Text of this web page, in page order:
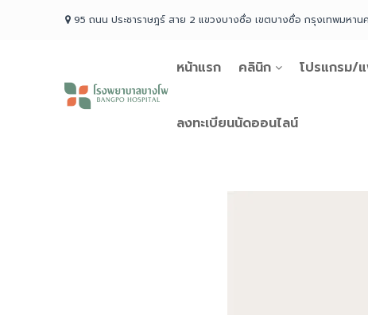
95 ถนน ประชาราษฎร์ สาย 2 แขวงบางซื่อ เขตบางซื่อ กรุงเทพมหา
โรง
พยาบาล
บางโพ
หน้าแรก คลินิก โปรแกรม/
ลงทะเบียนนัดออนไลน์